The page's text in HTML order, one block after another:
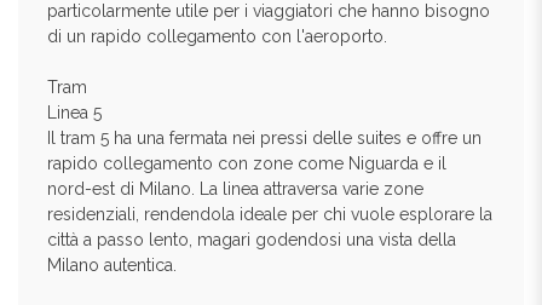
particolarmente utile per i viaggiatori che hanno bisogno
di un rapido collegamento con l'aeroporto.
Tram
Linea 5
Il tram 5 ha una fermata nei pressi delle suites e offre un
rapido collegamento con zone come Niguarda e il
nord-est di Milano. La linea attraversa varie zone
residenziali, rendendola ideale per chi vuole esplorare la
città a passo lento, magari godendosi una vista della
Milano autentica.